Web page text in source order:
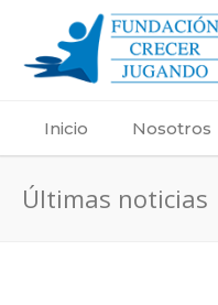
Inicio Nosotros
Últimas noticias